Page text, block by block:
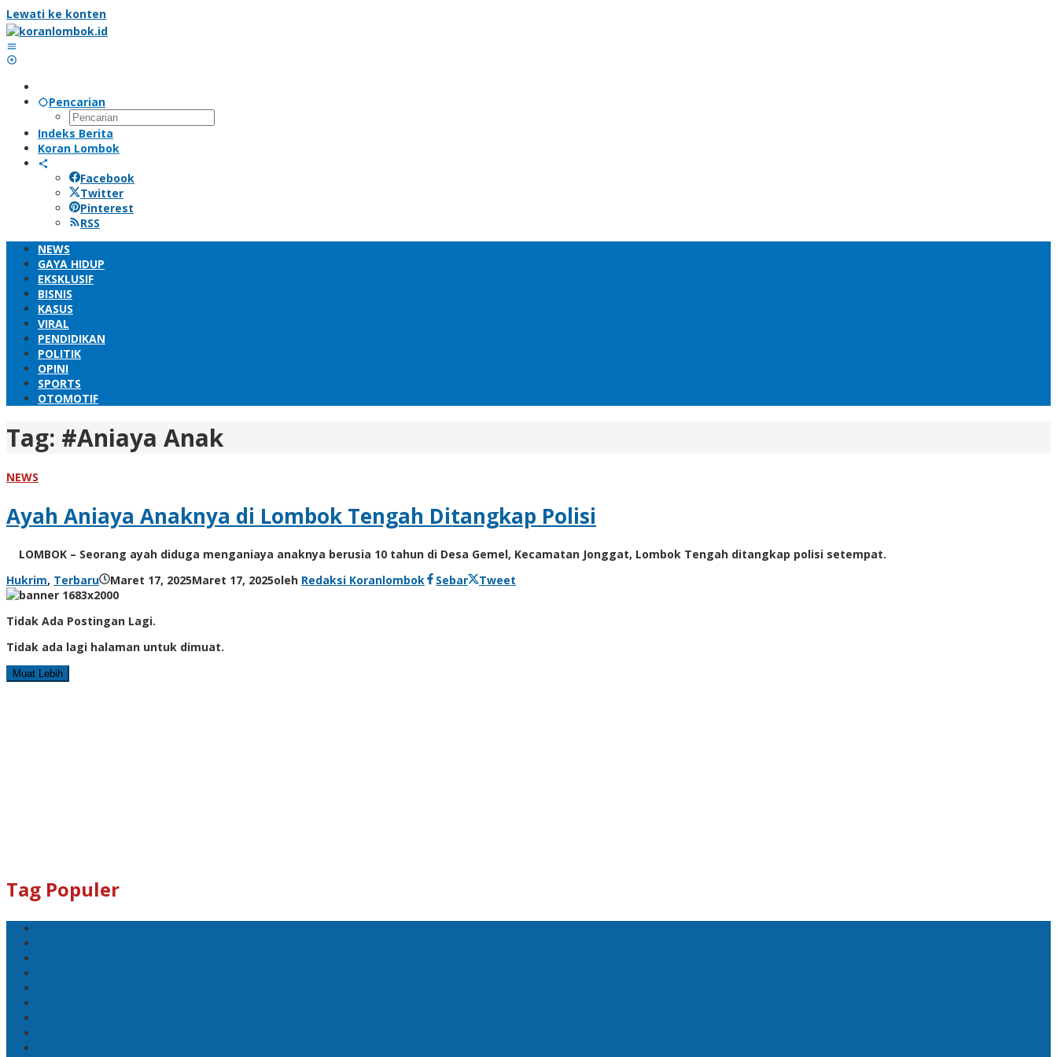
Lewati ke konten
Pencarian
Indeks Berita
Koran Lombok
Facebook
Twitter
Pinterest
RSS
NEWS
GAYA HIDUP
EKSKLUSIF
BISNIS
KASUS
VIRAL
PENDIDIKAN
POLITIK
OPINI
SPORTS
OTOMOTIF
Tag: #Aniaya Anak
NEWS
Ayah Aniaya Anaknya di Lombok Tengah Ditangkap Polisi
LOMBOK – Seorang ayah diduga menganiaya anaknya berusia 10 tahun di Desa Gemel, Kecamatan Jonggat, Lombok Tengah ditangkap polisi setempat.
Hukrim, Terbaru Maret 17, 2025Maret 17, 2025oleh Redaksi Koranlombok Sebar Tweet
Tidak Ada Postingan Lagi.
Tidak ada lagi halaman untuk dimuat.
Muat Lebih
Tag Populer